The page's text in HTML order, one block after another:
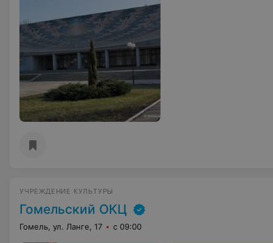
УЧРЕЖДЕНИЕ КУЛЬТУРЫ
Гомельский ОКЦ
Гомель, ул. Ланге, 17 с 09:00